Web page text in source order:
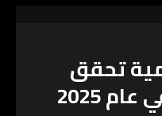
تحقق
2025